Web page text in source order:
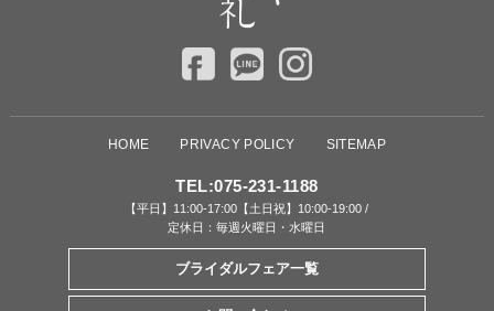
HOME PRIVACY POLICY SITEMAP
TEL:075-231-1188
【平日】11:00-17:00【土日祝】10:00-19:00 /
定休日：毎週火曜日・水曜日
ブライダルフェア一覧